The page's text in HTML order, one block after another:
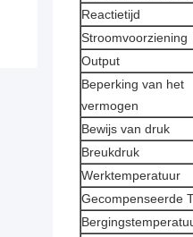
Reactietijd
Stroomvoorziening
Output
Beperking van het
vermogen
Bewijs van druk
Breukdruk
Werktemperatuur
Gecompenseerde